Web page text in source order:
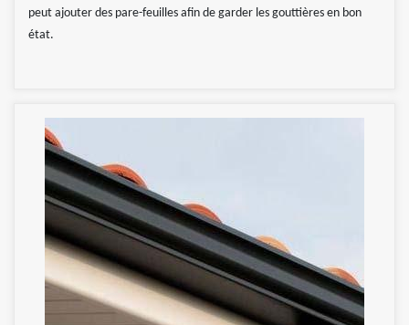
peut ajouter des pare-feuilles afin de garder les gouttières en bon
état.